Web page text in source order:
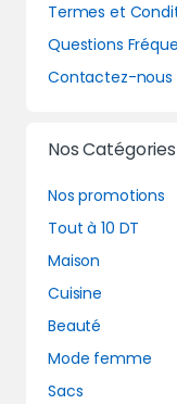
Termes et
Questions
Contactez-nous
Nos Catégories
Nos promotions
Tout à 10 DT
Maison
Cuisine
Beauté
Mode femme
Sacs